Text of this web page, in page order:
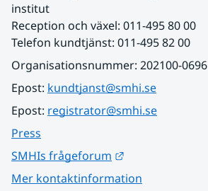
institut
Reception och växel: 011-495 80 00
Telefon kundtjänst: 011-495 82 00
Organisationsnummer: 202100-0696
Epost: kundtjanst@smhi.se
Epost: registrator@smhi.se
Press
SMHIs frågeforum
Mer kontaktinformation